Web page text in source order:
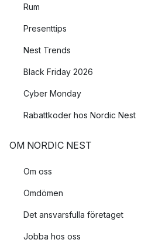
Rum
Presenttips
Nest Trends
Black Friday 2026
Cyber Monday
Rabattkoder hos Nordic Nest
OM NORDIC NEST
Om oss
Omdömen
Det ansvarsfulla företaget
Jobba hos oss